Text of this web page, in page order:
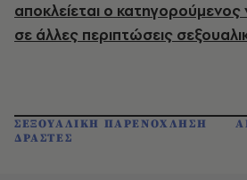
αποκλείεται ο κατηγορούμενος
σε άλλες περιπτώσεις
ΣΕΞΟΥΑΛΙΚΗ ΠΑΡΕΝΟΧΛΗΣΗ
ΔΡΑΣΤΕΣ